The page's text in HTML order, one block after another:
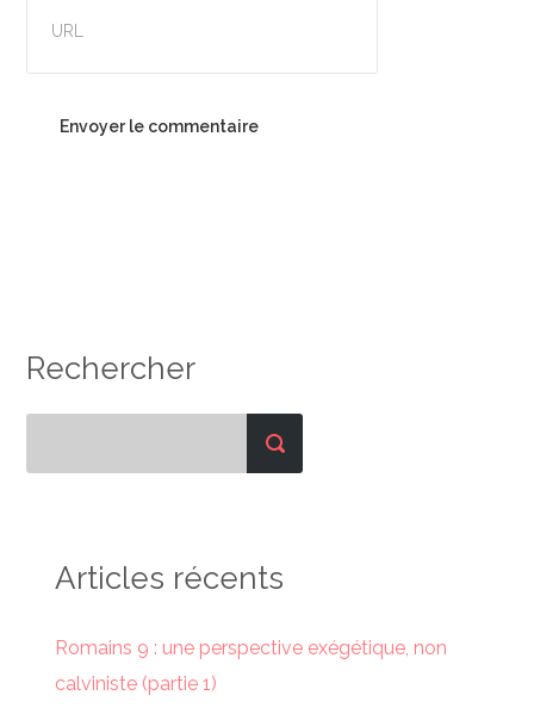
Rechercher
Articles récents
Romains 9 : une perspective exégétique, non
calviniste (partie 1)